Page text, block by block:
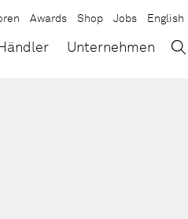
Unternehmen
Awards Shop Jobs English
→ ×